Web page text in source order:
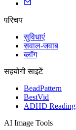
परिचय
सुविधाएं
सवाल-जवाब
ब्लॉग
सहयोगी साइटें
BeadPattern
BestVid
ADHD Reading
AI Image Tools